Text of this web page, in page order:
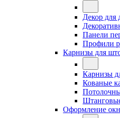
Декор для
Панели
Профили
Карнизы для
Карнизы
Кованые
Оформление